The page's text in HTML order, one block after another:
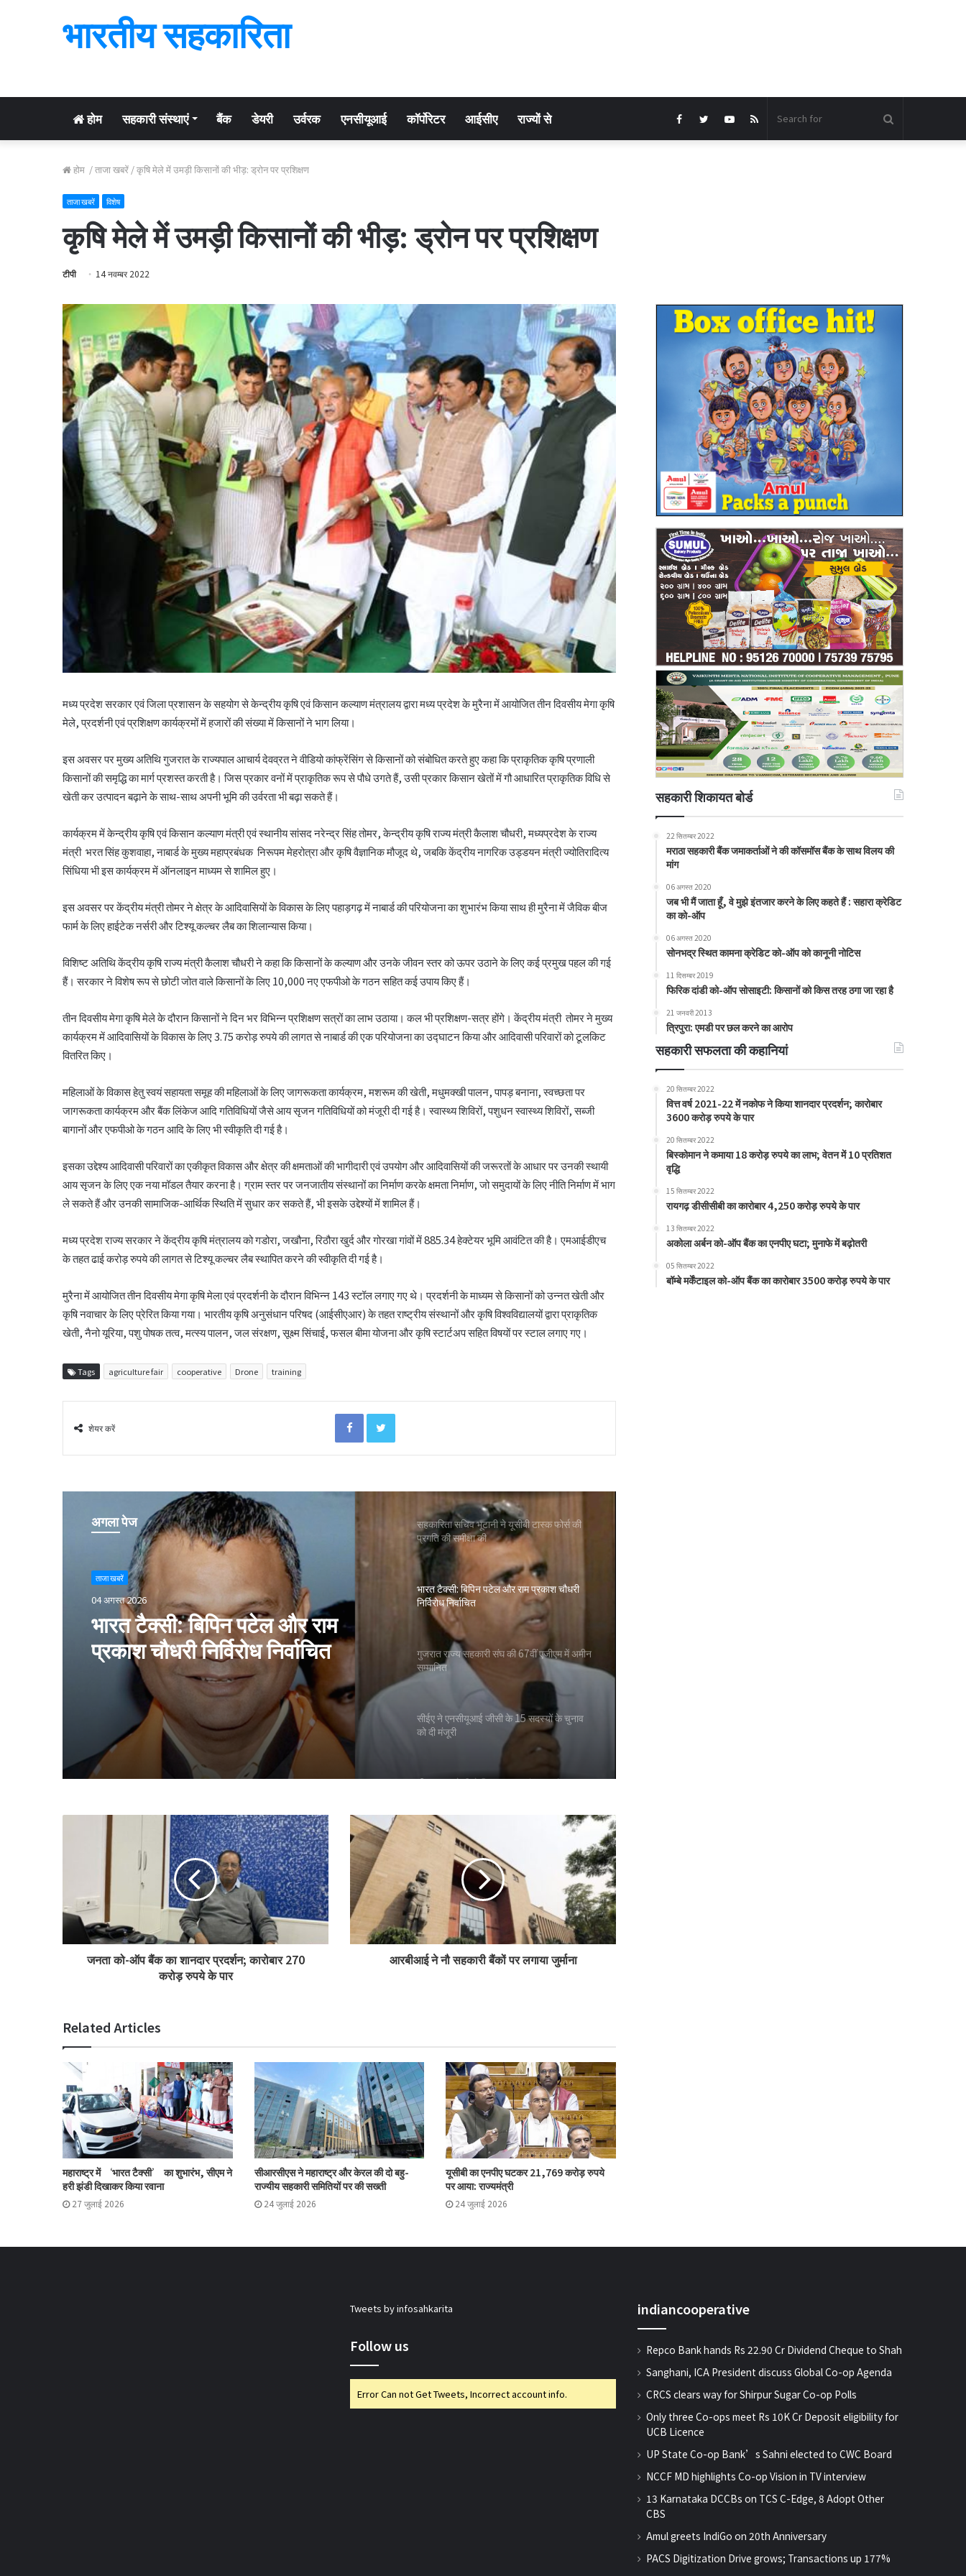
भारतीय सहकारिता
होम सहकारी संस्थाएं बैंक डेयरी उर्वरक एनसीयूआई कॉर्पोरेटर आईसीए राज्यों से RSS
YouTube
Twitter
Facebook
होम /ताजा खबरें /कृषि मेले में उमड़ी किसानों की भीड़: ड्रोन पर प्रशिक्षण
ताजा खबरें विशेष
कृषि मेले में उमड़ी किसानों की भीड़: ड्रोन पर प्रशिक्षण
टीपी 14 नवम्बर 2022
मध्य प्रदेश सरकार एवं जिला प्रशासन के सहयोग से केन्द्रीय कृषि एवं किसान कल्याण मंत्रालय द्वारा मध्य प्रदेश के मुरैना में आयोजित तीन दिवसीय मेगा कृषि
मेले, प्रदर्शनी एवं प्रशिक्षण कार्यक्रमों में हजारों की संख्या में किसानों ने भाग लिया।
इस अवसर पर मुख्य अतिथि गुजरात के राज्यपाल आचार्य देवव्रत ने वीडियो कांफ्रेंसिंग से किसानों को संबोधित करते हुए कहा कि प्राकृतिक कृषि प्रणाली
किसानों की समृद्धि का मार्ग प्रशस्त करती है। जिस प्रकार वनों में प्राकृतिक रूप से पौधे उगते हैं, उसी प्रकार किसान खेतों में गौ आधारित प्राकृतिक विधि से
खेती कर उत्पादन बढ़ाने के साथ-साथ अपनी भूमि की उर्वरता भी बढ़ा सकते हैं।
कार्यक्रम में केन्द्रीय कृषि एवं किसान कल्याण मंत्री एवं स्थानीय सांसद नरेन्द्र सिंह तोमर, केन्द्रीय कृषि राज्य मंत्री कैलाश चौधरी, मध्यप्रदेश के राज्य
मंत्री भरत सिंह कुशवाहा, नाबार्ड के मुख्य महाप्रबंधक निरूपम मेहरोत्रा और कृषि वैज्ञानिक मौजूद थे, जबकि केंद्रीय नागरिक उड्डयन मंत्री ज्योतिरादित्य
सिंधिया भी इस कार्यक्रम में ऑनलाइन माध्यम से शामिल हुए।
इस अवसर पर केंद्रीय मंत्री तोमर ने क्षेत्र के आदिवासियों के विकास के लिए पहाड़गढ़ में नाबार्ड की परियोजना का शुभारंभ किया साथ ही मुरैना में जैविक बीज
फार्म के लिए हाईटेक नर्सरी और टिश्यू कल्चर लैब का शिलान्यास किया।
विशिष्ट अतिथि केंद्रीय कृषि राज्य मंत्री कैलाश चौधरी ने कहा कि किसानों के कल्याण और उनके जीवन स्तर को ऊपर उठाने के लिए कई प्रमुख पहल की गई
हैं। सरकार ने विशेष रूप से छोटी जोत वाले किसानों के लिए 10,000 नए एफपीओ के गठन सहित कई उपाय किए हैं।
तीन दिवसीय मेगा कृषि मेले के दौरान किसानों ने दिन भर विभिन्न प्रशिक्षण सत्रों का लाभ उठाया। कल भी प्रशिक्षण-सत्र होंगे। केंद्रीय मंत्री तोमर ने मुख्य
कार्यक्रम में आदिवासियों के विकास के लिए 3.75 करोड़ रुपये की लागत से नाबार्ड की एक परियोजना का उद्घाटन किया और आदिवासी परिवारों को टूलकिट
वितरित किए।
महिलाओं के विकास हेतु स्वयं सहायता समूह की महिलाओं के लिए जागरूकता कार्यक्रम, मशरूम की खेती, मधुमक्खी पालन, पापड़ बनाना, स्वच्छता पर
जागरूकता कार्यक्रम और बैंक लिंकेज आदि गतिविधियों जैसे आय सृजन गतिविधियों को मंजूरी दी गई है। स्वास्थ्य शिविरों, पशुधन स्वास्थ्य शिविरों, सब्जी
बागानों और एफपीओ के गठन आदि के लिए भी स्वीकृति दी गई है।
इसका उद्देश्य आदिवासी परिवारों का एकीकृत विकास और क्षेत्र की क्षमताओं की भागीदारी एवं उपयोग और आदिवासियों की जरूरतों के आधार पर उनकी स्थायी
आय सृजन के लिए एक नया मॉडल तैयार करना है। ग्राम स्तर पर जनजातीय संस्थानों का निर्माण करके क्षमता निर्माण, जो समुदायों के लिए नीति निर्माण में भाग
ले सकते हैं और उनकी सामाजिक-आर्थिक स्थिति में सुधार कर सकते हैं, भी इसके उद्देश्यों में शामिल हैं।
मध्य प्रदेश राज्य सरकार ने केंद्रीय कृषि मंत्रालय को गडोरा, जखौना, रिठौरा खुर्द और गोरखा गांवों में 885.34 हेक्टेयर भूमि आवंटित की है। एमआईडीएच
के तहत ढाई करोड़ रुपये की लागत से टिश्यू कल्चर लैब स्थापित करने की स्वीकृति दी गई है।
मुरैना में आयोजित तीन दिवसीय मेगा कृषि मेला एवं प्रदर्शनी के दौरान विभिन्न 143 स्टॉल लगाए गए थे। प्रदर्शनी के माध्यम से किसानों को उन्नत खेती और
कृषि नवाचार के लिए प्रेरित किया गया। भारतीय कृषि अनुसंधान परिषद (आईसीएआर) के तहत राष्ट्रीय संस्थानों और कृषि विश्वविद्यालयों द्वारा प्राकृतिक
खेती, नैनो यूरिया, पशु पोषक तत्व, मत्स्य पालन, जल संरक्षण, सूक्ष्म सिंचाई, फसल बीमा योजना और कृषि स्टार्टअप सहित विषयों पर स्टाल लगाए गए।
Tags agriculture fair cooperative Drone training
शेयर करें
FacebookTwitter
अगला पेज
ताजा खबरें
04 अगस्त 2026
भारत टैक्सी: बिपिन पटेल और राम
प्रकाश चौधरी निर्विरोध निर्वाचित
लातूर कोऑप ने लोकपाल के आदेश को केंद्रीय
‘कोऑपरेशन अमंग कोऑपरेटिव्स’ से कोऑप बैंकों
को 20 हजार करोड़: भूटानी
विश्वेश्वर बैंक का कारोबार 3,700 करोड़ रुपये के
सहकारिता सचिव भूटानी ने यूसीबी टास्क फोर्स की
प्रगति की समीक्षा की
भारत टैक्सी: बिपिन पटेल और राम प्रकाश चौधरी
निर्विरोध निर्वाचित
गुजरात राज्य सहकारी संघ की 67वीं एजीएम में अमीन
सम्मानित
सीईए ने एनसीयूआई जीसी के 15 सदस्यों के चुनाव
को दी मंजूरी
टीएसयू का तेजी से विस्तार, 16 संस्थान संबद्ध; 350
लातूर कोऑप ने लोकपाल के आदेश को केंद्रीय
रजिस्ट्रार के समक्ष दी चुनौती
सहकारिता क्षेत्र में बदलाव के लिए सरकार ने शुरू कीं
152 पहल: शाह
विश्वेश्वर बैंक का कारोबार 3,700 करोड़ रुपये के
पार, व्हाट्सएप बैंकिंग सेवा शुरू
सहकारिता सचिव भूटानी ने यूसीबी टास्क फोर्स की
प्रगति की समीक्षा की
निर्विरोध निर्वाचित
सम्मानित
को दी मंजूरी
जनता को-ऑप बैंक का शानदार प्रदर्शन; कारोबार 270
करोड़ रुपये के पार
आरबीआई ने नौ सहकारी बैंकों पर लगाया जुर्माना
Related Articles
महाराष्ट्र में ‘भारत टैक्सी’ का शुभारंभ, सीएम ने
हरी झंडी दिखाकर किया रवाना
27 जुलाई 2026
सीआरसीएस ने महाराष्ट्र और केरल की दो बहु-
राज्यीय सहकारी समितियों पर की सख्ती
24 जुलाई 2026
यूसीबी का एनपीए घटकर 21,769 करोड़ रुपये
पर आया: राज्यमंत्री
24 जुलाई 2026
सहकारी शिकायत बोर्ड
22 सितम्बर 2022
मराठा सहकारी बैंक जमाकर्ताओं ने की कॉसमॉस बैंक के साथ विलय की
मांग
06 अगस्त 2020
जब भी मैं जाता हूँ, वे मुझे इंतजार करने के लिए कहते हैं : सहारा क्रेडिट
का को-ऑप
06 अगस्त 2020
सोनभद्र स्थित कामना क्रेडिट को-ऑप को कानूनी नोटिस
11 दिसम्बर 2019
फिरिक दांडी को-ऑप सोसाइटी: किसानों को किस तरह ठगा जा रहा है
21 जनवरी 2013
त्रिपुरा: एमडी पर छल करने का आरोप
सहकारी सफलता की कहानियां
20 सितम्बर 2022
वित्त वर्ष 2021-22 में नकोफ ने किया शानदार प्रदर्शन; कारोबार
3600 करोड़ रुपये के पार
20 सितम्बर 2022
बिस्कोमान ने कमाया 18 करोड़ रुपये का लाभ; वेतन में 10 प्रतिशत
वृद्धि
15 सितम्बर 2022
रायगढ़ डीसीसीबी का कारोबार 4,250 करोड़ रुपये के पार
13 सितम्बर 2022
अकोला अर्बन को-ऑप बैंक का एनपीए घटा; मुनाफे में बढ़ोतरी
05 सितम्बर 2022
बॉम्बे मर्केंटाइल को-ऑप बैंक का कारोबार 3500 करोड़ रुपये के पार
Tweets by infosahkarita
Follow us
Error Can not Get Tweets, Incorrect account info.
indiancooperative
Repco Bank hands Rs 22.90 Cr Dividend Cheque to Shah
Sanghani, ICA President discuss Global Co-op Agenda
CRCS clears way for Shirpur Sugar Co-op Polls
Only three Co-ops meet Rs 10K Cr Deposit eligibility for
UCB Licence
UP State Co-op Bank’s Sahni elected to CWC Board
NCCF MD highlights Co-op Vision in TV interview
13 Karnataka DCCBs on TCS C-Edge, 8 Adopt Other
CBS
Amul greets IndiGo on 20th Anniversary
PACS Digitization Drive grows; Transactions up 177%